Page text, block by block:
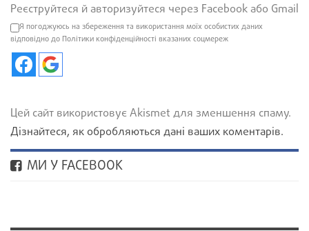
Реєструйтеся й авторизуйтеся через Facebook або Gmail
Я погоджуюсь на збереження та використання моїх особистих даних
відповідно до Політики конфіденційності вказаних соцмереж
Цей сайт використовує Akismet для зменшення спаму.
Дізнайтеся, як обробляються дані ваших коментарів.
МИ У FACEBOOK